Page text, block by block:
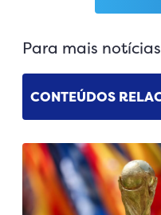
Para mais
CONTEÚDOS